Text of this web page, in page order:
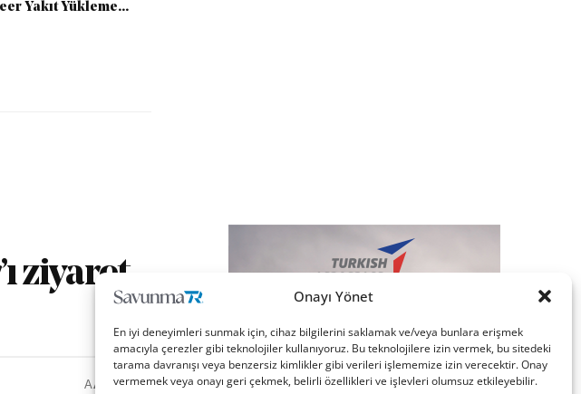
Onayı Yönet
En iyi deneyimleri sunmak için, cihaz bilgilerini saklamak ve/veya bunlara erişmek
amacıyla çerezler gibi teknolojiler kullanıyoruz. Bu teknolojilere izin vermek, bu sitedeki
tarama davranışı veya benzersiz kimlikler gibi verileri işlememize izin verecektir. Onay
vermemek veya onayı geri çekmek, belirli özellikleri ve işlevleri olumsuz etkileyebilir.
Yakıt Yükleme...
ziyaret
AA 0